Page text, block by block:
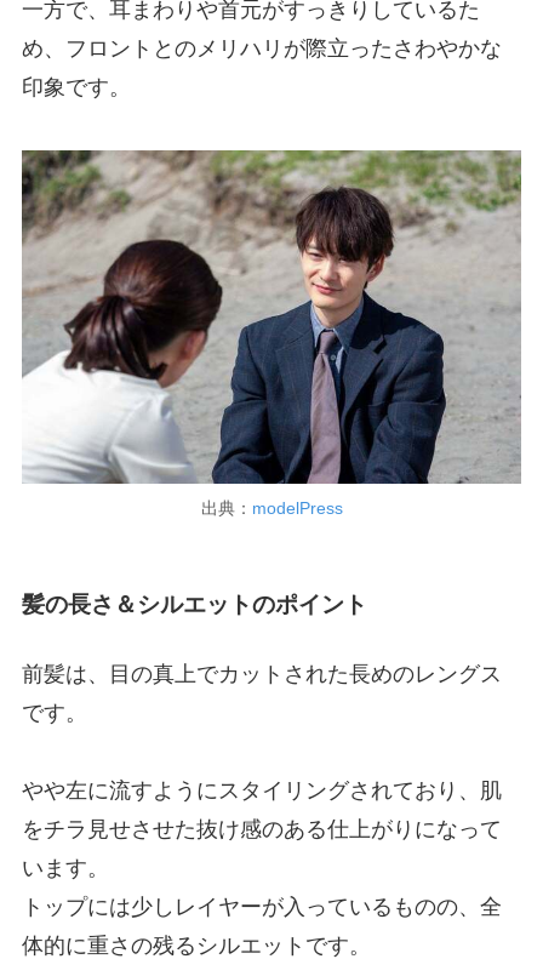
一方で、耳まわりや首元がすっきりしているた
め、フロントとのメリハリが際立ったさわやかな
印象です。
出典： modelPress
髪の長さ＆シルエットのポイント
前髪は、目の真上でカットされた長めのレングス
です。
やや左に流すようにスタイリングされており、肌
をチラ見せさせた抜け感のある仕上がりになって
います。
トップには少しレイヤーが入っているものの、全
体的に重さの残るシルエットです。